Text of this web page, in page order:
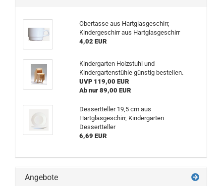
Obertasse aus Hartglasgeschirr,
Kindergeschirr aus Hartglasgeschirr
4,02 EUR
Kindergarten Holzstuhl und
Kindergartenstühle günstig bestellen.
UVP 119,00 EUR
Ab nur 89,00 EUR
Dessertteller 19,5 cm aus
Hartglasgeschirr, Kindergarten
Dessertteller
6,69 EUR
Angebote